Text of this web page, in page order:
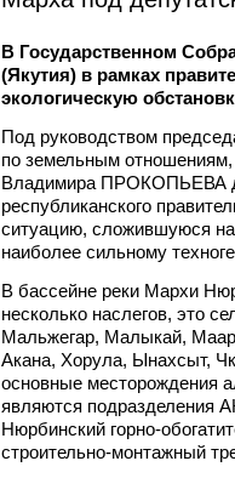
В Государственном
(Якутия) в рамках
экологическую
Под руководством
по земельным
Владимира ПРОКОПЬЕВА
республиканского
ситуацию, сложившуюся на
наиболее сильному
В бассейне реки Мархи
несколько наслегов, это
Мальжегар, Малыкай,
Акана, Хорула, Ынахсыт,
основные месторождения
являются подразделения
Нюрбинский горно-
строительно-монтажный